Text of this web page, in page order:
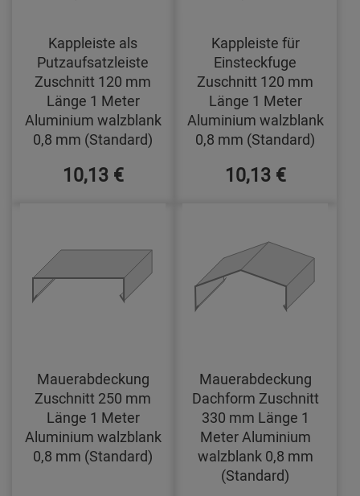
Kappleiste als
Putzaufsatzleiste
Zuschnitt 120 mm
Länge 1 Meter
Aluminium walzblank
0,8 mm (Standard)
10,13 €
Kappleiste für
Einsteckfuge
Zuschnitt 120 mm
Länge 1 Meter
Aluminium walzblank
0,8 mm (Standard)
10,13 €
Mauerabdeckung
Zuschnitt 250 mm
Länge 1 Meter
Aluminium walzblank
0,8 mm (Standard)
Mauerabdeckung
Dachform Zuschnitt
330 mm Länge 1
Meter Aluminium
walzblank 0,8 mm
(Standard)